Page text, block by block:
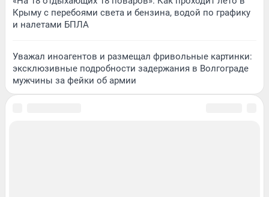
Крыму с перебоями света и бензина, водой по графику
и налетами БПЛА
Уважал иноагентов и размещал фривольные картинки:
эксклюзивные подробности задержания в Волгограде
мужчины за фейки об армии